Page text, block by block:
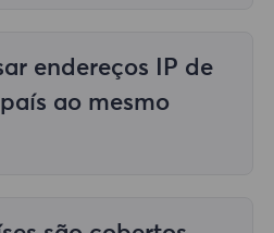
residenciais ilimitados
de representantes para
endereços IP de
ao mesmo